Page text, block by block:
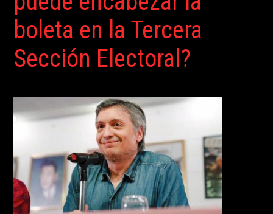
boleta en la Tercera
Sección Electoral?